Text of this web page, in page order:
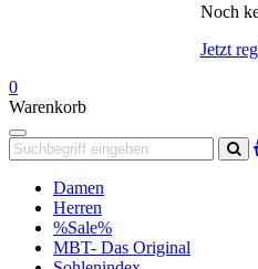
Noch
Jetzt
0
Warenkorb
Navigation
Damen
Herren
%Sale%
MBT- Das Original